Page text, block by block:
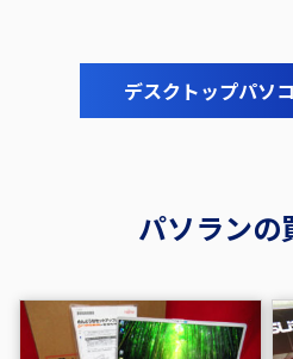
デスクトップパソ
パソランの